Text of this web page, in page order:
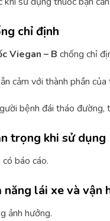
chỉ định
Viegan – B chống chỉ
cảm với thành phần của
bệnh đái tháo đường,
trọng khi sử dụng
có báo cáo.
năng lái xe và vận
ảnh hưởng.